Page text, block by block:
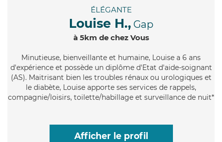
ÉLÉGANTE
Louise H., Gap
à 5km de chez Vous
Minutieuse, bienveillante et humaine, Louise a 6 ans
d'expérience et possède un diplôme d'Etat d'aide-soignant
(AS). Maitrisant bien les troubles rénaux ou urologiques et
le diabète, Louise apporte ses services de rappels,
compagnie/loisirs, toilette/habillage et surveillance de nuit*
Afficher le profil